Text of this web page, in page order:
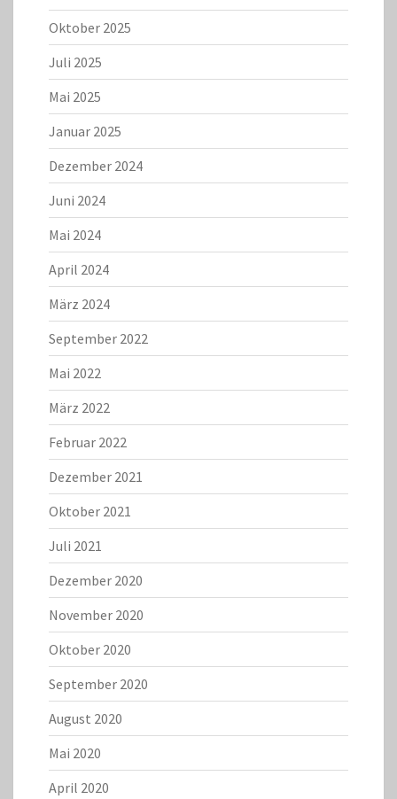
Oktober 2025
Juli 2025
Mai 2025
Januar 2025
Dezember 2024
Juni 2024
Mai 2024
April 2024
März 2024
September 2022
Mai 2022
März 2022
Februar 2022
Dezember 2021
Oktober 2021
Juli 2021
Dezember 2020
November 2020
Oktober 2020
September 2020
August 2020
Mai 2020
April 2020